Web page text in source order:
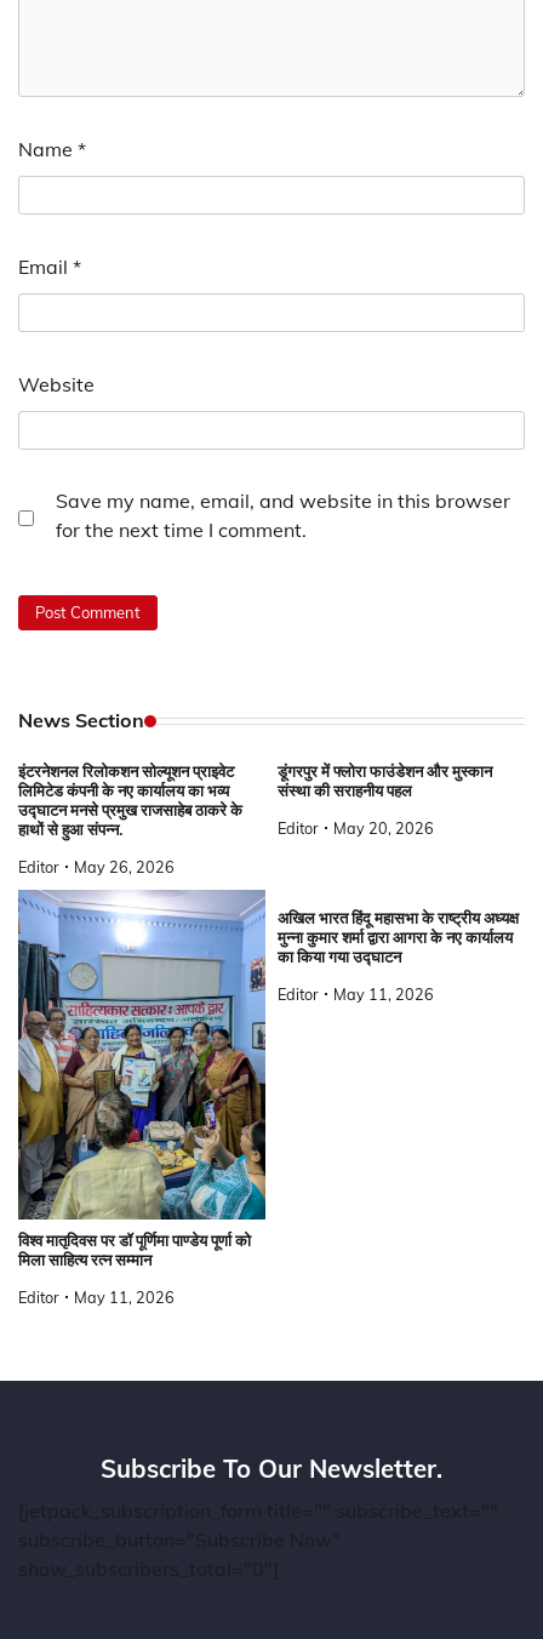
Name *
Email *
Website
Save my name, email, and website in this browser
for the next time I comment.
News Section
इंटरनेशनल रिलोकशन सोल्यूशन प्राइवेट
लिमिटेड कंपनी के नए कार्यालय का भव्य
उद्घाटन मनसे प्रमुख राजसाहेब ठाकरे के
हाथों से हुआ संपन्न.
Editor May 26, 2026
डूंगरपुर में फ्लोरा फाउंडेशन और मुस्कान
संस्था की सराहनीय पहल
Editor May 20, 2026
विश्व मातृदिवस पर डॉ पूर्णिमा पाण्डेय पूर्णा को
मिला साहित्य रत्न सम्मान
Editor May 11, 2026
अखिल भारत हिंदू महासभा के राष्ट्रीय अध्यक्ष
मुन्ना कुमार शर्मा द्वारा आगरा के नए कार्यालय
का किया गया उद्घाटन
Editor May 11, 2026
Subscribe To Our Newsletter.
[jetpack_subscription_form title="" subscribe_text=""
subscribe_button="Subscribe Now"
show_subscribers_total="0"]